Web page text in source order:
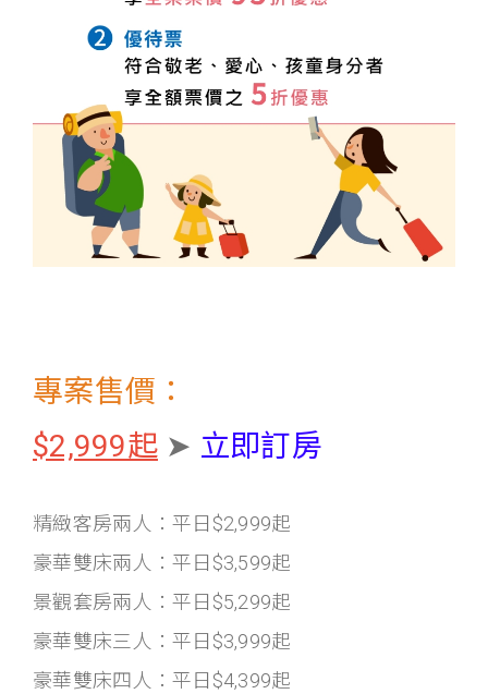
專案售價：
$2,999起➤ 立即訂房
精緻客房兩人：平日$2,999起
豪華雙床兩人：平日$3,599起
景觀套房兩人：平日$5,299起
豪華雙床三人：平日$3,999起
豪華雙床四人：平日$4,399起